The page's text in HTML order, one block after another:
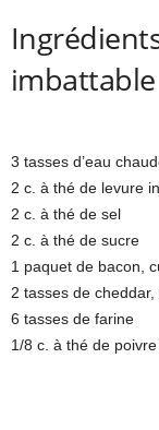
imbattable
3 tasses d’eau
2 c. à thé de levure
2 c. à thé de sel
2 c. à thé de sucre
1 paquet de bacon,
2 tasses de
6 tasses de farine
1/8 c. à thé de